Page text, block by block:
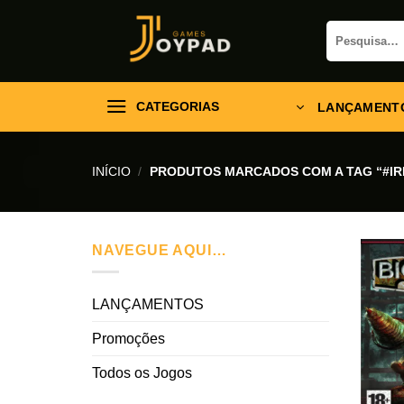
Pesquisar
por:
CATEGORIAS
INÍCIO / PRODUTOS MARCADOS COM A TAG
NAVEGUE AQUI…
LANÇAMENTOS
Promoções
Todos os Jogos